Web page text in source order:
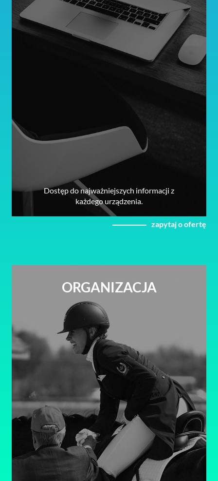
Dostęp do najważniejszych informacji z
każdego urządzenia.
zapytaj o ofertę
ORGANIZACJA